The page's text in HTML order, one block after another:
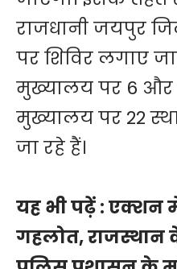
राजधानी जयपुर
पर शिविर लगाए
मुख्यालय पर 6 और
मुख्यालय पर 22
जा रहे हैं।
यह भी पढ़ें :एक्शन
गहलोत, राजस्थान